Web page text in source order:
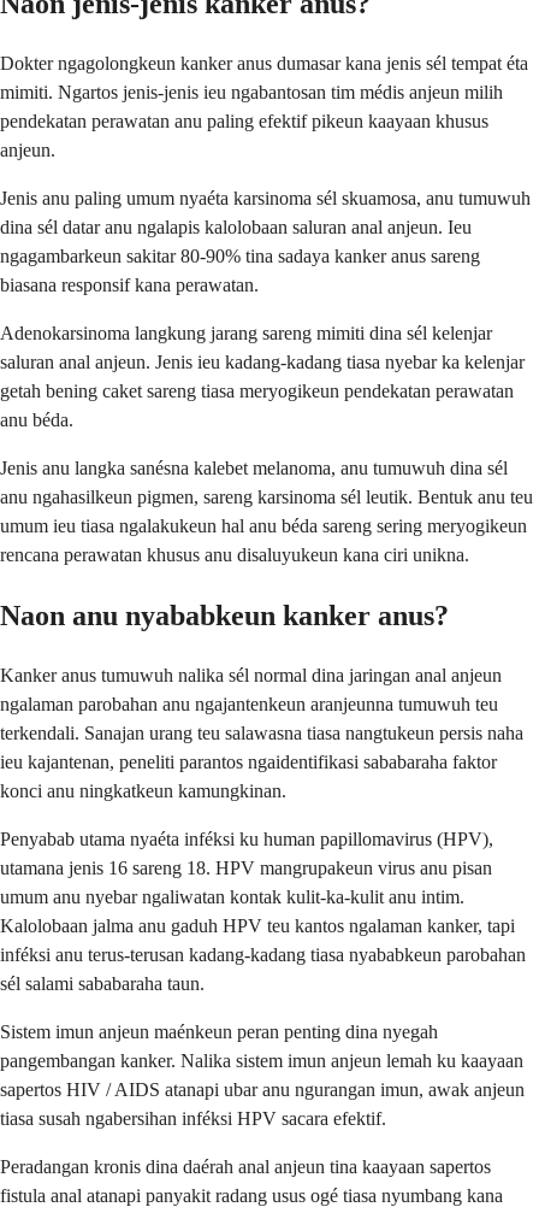
Dokter ngagolongkeun kanker anus dumasar kana jenis sél tempat éta
mimiti. Ngartos jenis-jenis ieu ngabantosan tim médis anjeun milih
pendekatan perawatan anu paling efektif pikeun kaayaan khusus
anjeun.
Jenis anu paling umum nyaéta karsinoma sél skuamosa, anu tumuwuh
dina sél datar anu ngalapis kalolobaan saluran anal anjeun. Ieu
ngagambarkeun sakitar 80-90% tina sadaya kanker anus sareng
biasana responsif kana perawatan.
Adenokarsinoma langkung jarang sareng mimiti dina sél kelenjar
saluran anal anjeun. Jenis ieu kadang-kadang tiasa nyebar ka kelenjar
getah bening caket sareng tiasa meryogikeun pendekatan perawatan
anu béda.
Jenis anu langka sanésna kalebet melanoma, anu tumuwuh dina sél
anu ngahasilkeun pigmen, sareng karsinoma sél leutik. Bentuk anu teu
umum ieu tiasa ngalakukeun hal anu béda sareng sering meryogikeun
rencana perawatan khusus anu disaluyukeun kana ciri unikna.
Naon anu nyababkeun kanker anus?
Kanker anus tumuwuh nalika sél normal dina jaringan anal anjeun
ngalaman parobahan anu ngajantenkeun aranjeunna tumuwuh teu
terkendali. Sanajan urang teu salawasna tiasa nangtukeun persis naha
ieu kajantenan, peneliti parantos ngaidentifikasi sababaraha faktor
konci anu ningkatkeun kamungkinan.
Penyabab utama nyaéta inféksi ku human papillomavirus (HPV),
utamana jenis 16 sareng 18. HPV mangrupakeun virus anu pisan
umum anu nyebar ngaliwatan kontak kulit-ka-kulit anu intim.
Kalolobaan jalma anu gaduh HPV teu kantos ngalaman kanker, tapi
inféksi anu terus-terusan kadang-kadang tiasa nyababkeun parobahan
sél salami sababaraha taun.
Sistem imun anjeun maénkeun peran penting dina nyegah
pangembangan kanker. Nalika sistem imun anjeun lemah ku kaayaan
sapertos HIV / AIDS atanapi ubar anu ngurangan imun, awak anjeun
tiasa susah ngabersihan inféksi HPV sacara efektif.
Peradangan kronis dina daérah anal anjeun tina kaayaan sapertos
fistula anal atanapi panyakit radang usus ogé tiasa nyumbang kana